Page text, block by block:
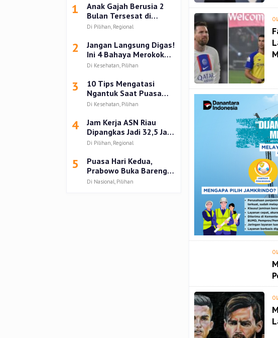
1
Anak Gajah Berusia 2
Bulan Tersesat di
Permukiman Warga
Di Pilihan, Regional
2
Jangan Langsung Digas!
Ini 4 Bahaya Merokok
setelah Buka Puasa
Di Kesehatan, Pilihan
3
10 Tips Mengatasi
Ngantuk Saat Puasa
Ramadhan 2025
Di Kesehatan, Pilihan
4
Jam Kerja ASN Riau
Dipangkas Jadi 32,5 Jam
Seminggu Selama
Di Pilihan, Regional
5
Puasa Hari Kedua,
Prabowo Buka Bareng
Anak dan Mantan Istri
Di Nasional, Pilihan